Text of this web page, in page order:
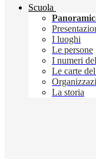
Scuola
I luoghi
Le persone
I numeri
Le carte
La storia